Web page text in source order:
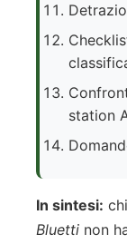
station
In sintesi:
Bluetti non